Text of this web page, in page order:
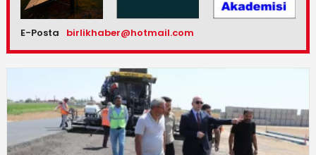
E-Posta birlikhaber@hotmail.com